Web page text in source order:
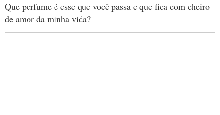
Que perfume é esse que você passa e que fica com cheiro
de amor da minha vida?